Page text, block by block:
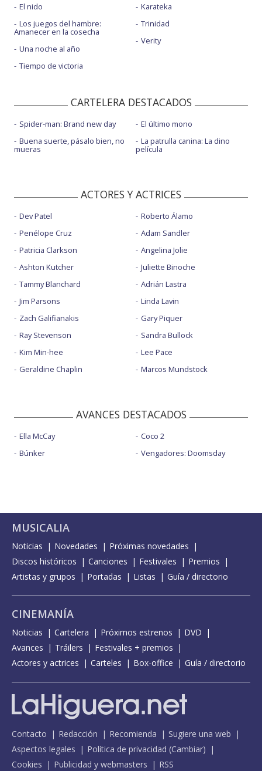
El nido
Los juegos del hambre:
Amanecer en la cosecha
Una noche al año
Tiempo de victoria
Karateka
Trinidad
Verity
CARTELERA DESTACADOS
Spider-man: Brand new day
Buena suerte, pásalo bien, no
mueras
El último mono
La patrulla canina: La dino
película
ACTORES Y ACTRICES
Dev Patel
Penélope Cruz
Patricia Clarkson
Ashton Kutcher
Tammy Blanchard
Jim Parsons
Zach Galifianakis
Ray Stevenson
Kim Min-hee
Geraldine Chaplin
Roberto Álamo
Adam Sandler
Angelina Jolie
Juliette Binoche
Adrián Lastra
Linda Lavin
Gary Piquer
Sandra Bullock
Lee Pace
Marcos Mundstock
AVANCES DESTACADOS
Ella McCay
Búnker
Coco 2
Vengadores: Doomsday
MUSICALIA
Noticias Novedades
Próximas novedades
Discos históricos
Canciones Festivales
Premios
Artistas y grupos
Portadas Listas Guía / directorio
CINEMANÍA
Noticias Cartelera Próximos estrenos
DVD
Avances
Tráilers
Festivales + premios
Actores y actrices
Carteles Box-office Guía / directorio
Contacto Redacción Recomienda
Sugiere una web
Aspectos legales
Política de privacidad (Cambiar)
Cookies
Publicidad y webmasters RSS